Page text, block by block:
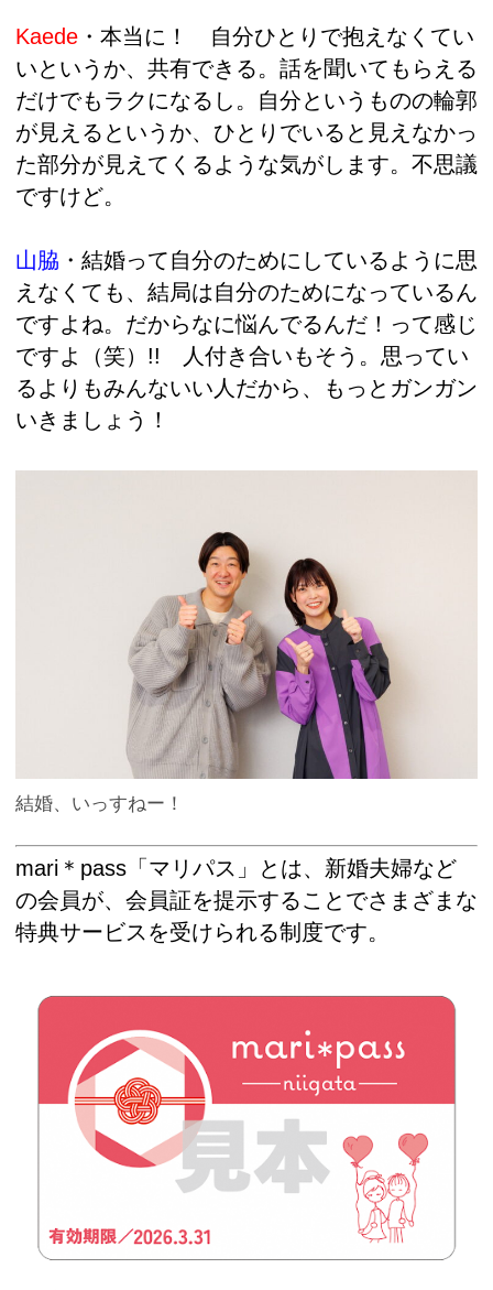
Kaede ・本当に！ 自分ひとりで抱えなくてい
いというか、共有できる。話を聞いてもらえる
だけでもラクになるし。自分というものの輪郭
が見えるというか、ひとりでいると見えなかっ
た部分が見えてくるような気がします。不思議
ですけど。
山脇 ・結婚って自分のためにしているように思
えなくても、結局は自分のためになっているん
ですよね。だからなに悩んでるんだ！って感じ
ですよ（笑）!! 人付き合いもそう。思ってい
るよりもみんないい人だから、もっとガンガン
いきましょう！
結婚、いっすねー！
mari＊pass「マリパス」とは、新婚夫婦など
の会員が、会員証を提示することでさまざまな
特典サービスを受けられる制度です。